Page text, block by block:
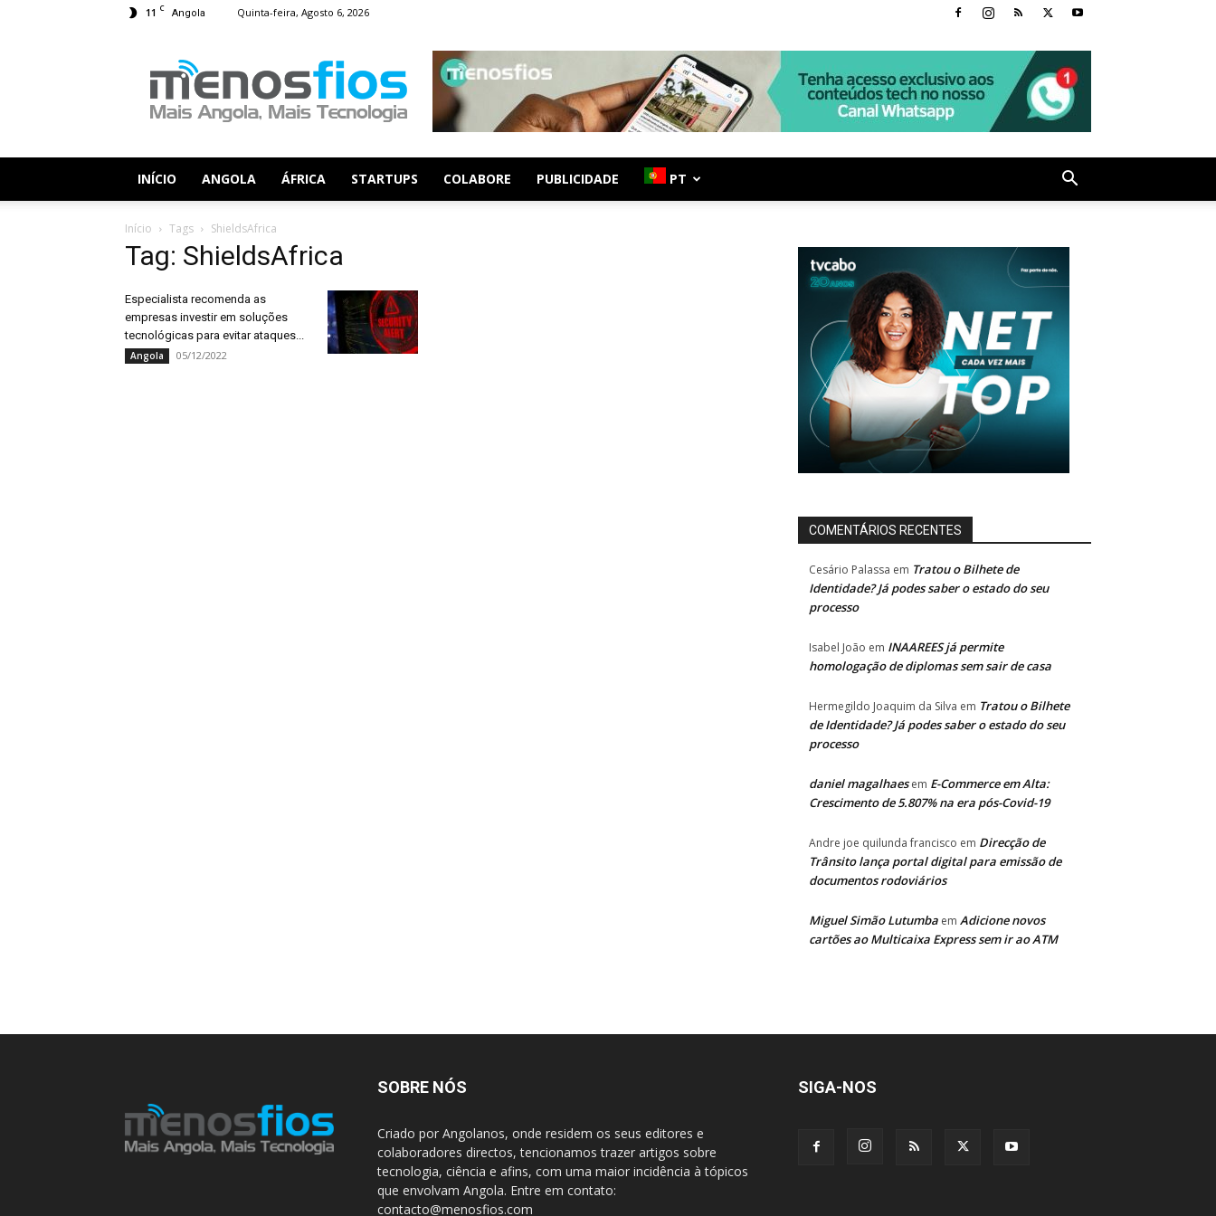
11 C Angola Quinta-feira, Agosto 6, 2026
Fios
INÍCIO ANGOLA ÁFRICA STARTUPS COLABORE PUBLICIDADE PT
Início Tags ShieldsAfrica
Tag: ShieldsAfrica
Especialista recomenda as
empresas investir em soluções
tecnológicas para evitar ataques...
Angola 05/12/2022
COMENTÁRIOS RECENTES
Cesário Palassa em Tratou o Bilhete de
Identidade? Já podes saber o estado do seu
processo
Isabel João em INAAREES já permite
homologação de diplomas sem sair de casa
Hermegildo Joaquim da Silva em Tratou o Bilhete
de Identidade? Já podes saber o estado do seu
processo
daniel magalhaesem E-Commerce em Alta:
Crescimento de 5.807% na era pós-Covid-19
Andre joe quilunda francisco em Direcção de
Trânsito lança portal digital para emissão de
documentos rodoviários
Miguel Simão Lutumba em Adicione novos
cartões ao Multicaixa Express sem ir ao ATM
SOBRE NÓS
Criado por Angolanos, onde residem os seus editores e
colaboradores directos, tencionamos trazer artigos sobre
tecnologia, ciência e afins, com uma maior incidência à tópicos
que envolvam Angola. Entre em contato:
contacto@menosfios.com
SIGA-NOS